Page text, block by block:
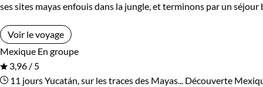
ses sites mayas enfouis dans la jungle, et terminons par un
Voir le voyage
Mexique En groupe
3,96 / 5
11 joursYucatán, sur les traces des Mayas... Découverte